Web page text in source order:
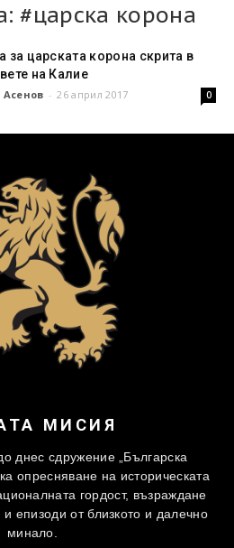
#царска корона
за царската корона скрита в
на Калие
Асенов - 26 април 2017 0
МИСИЯ
днес сдружение „Българска
опресняване на историческата
гордост, възраждане
епизоди от близкото и далечно
минало.